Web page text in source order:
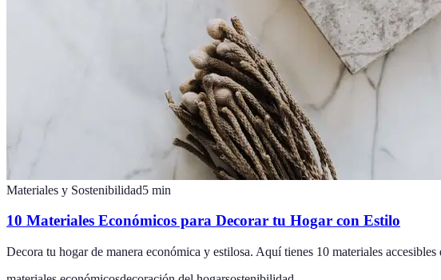
Materiales y Sostenibilidad5 min
10 Materiales Económicos para Decorar tu Hogar con Estilo
Decora tu hogar de manera económica y estilosa. Aquí tienes 10 materiales